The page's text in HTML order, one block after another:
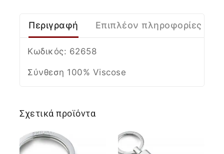
Περιγραφή Επιπλέον πληροφορίες
Κωδικός: 62658
Σύνθεση 100% Viscose
Σχετικά προϊόντα